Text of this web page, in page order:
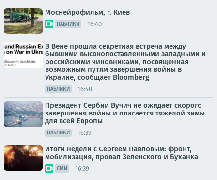
Моснейрофильм, г. Киев
ПАБЛИКИ 16:40
В Вене прошла секретная встреча между
бывшими высокопоставленными западными и
российскими чиновниками, посвященная
возможным путям завершения войны в
Украине, сообщает Bloomberg
ПАБЛИКИ 16:40
Президент Сербии Вучич не ожидает скорого
завершения войны и опасается тяжелой зимы
для всей Европы
ПАБЛИКИ 16:39
Итоги недели с Сергеем Павловым: фронт,
мобилизация, провал Зеленского и Буханка
СМИ 16:39